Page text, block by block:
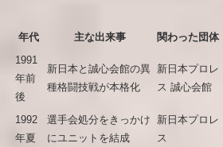
年代 主な出来事 関わった団体
1991
年前
後
新日本と誠心会館の異
種格闘技戦が本格化
新日本プロレ
ス 誠心会館
1992
年夏
選手会処分をきっかけ
にユニットを結成
新日本プロレ
ス